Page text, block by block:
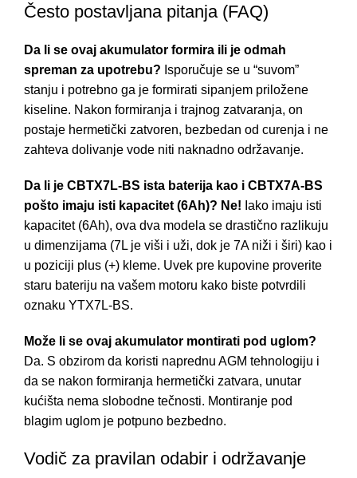
Često postavljana pitanja (FAQ)
Da li se ovaj akumulator formira ili je odmah
spreman za upotrebu? Isporučuje se u “suvom”
stanju i potrebno ga je formirati sipanjem priložene
kiseline. Nakon formiranja i trajnog zatvaranja, on
postaje hermetički zatvoren, bezbedan od curenja i ne
zahteva dolivanje vode niti naknadno održavanje.
Da li je CBTX7L-BS ista baterija kao i CBTX7A-BS
pošto imaju isti kapacitet (6Ah)? Ne! Iako imaju isti
kapacitet (6Ah), ova dva modela se drastično razlikuju
u dimenzijama (7L je viši i uži, dok je 7A niži i širi) kao i
u poziciji plus (+) kleme. Uvek pre kupovine proverite
staru bateriju na vašem motoru kako biste potvrdili
oznaku YTX7L-BS.
Može li se ovaj akumulator montirati pod uglom?
Da. S obzirom da koristi naprednu AGM tehnologiju i
da se nakon formiranja hermetički zatvara, unutar
kućišta nema slobodne tečnosti. Montiranje pod
blagim uglom je potpuno bezbedno.
Vodič za pravilan odabir i održavanje